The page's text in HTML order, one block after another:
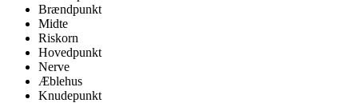
Brændpunkt
Midte
Riskorn
Hovedpunkt
Nerve
Æblehus
Knudepunkt